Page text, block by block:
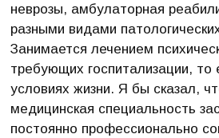
неврозы, амбулаторная
разными видами
Занимается лечением
требующих госпитализации, то
условиях жизни. Я бы сказал,
медицинская специальность
постоянно профессионально